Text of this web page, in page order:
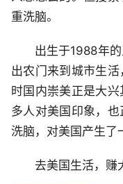
重洗脑。
出生于1988年
出农门来到城市生
时国内崇美正是大
多人对美国印象，
洗脑，对美国产生了
去美国生活，赚